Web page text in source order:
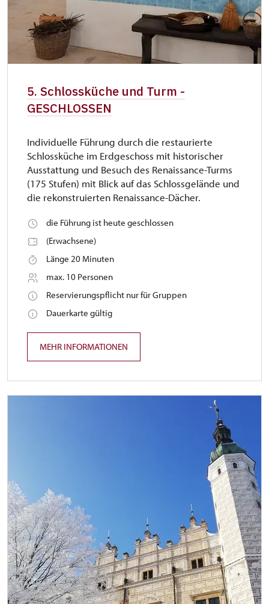
5. Schlossküche und Turm -
GESCHLOSSEN
Individuelle Führung durch die restaurierte
Schlossküche im Erdgeschoss mit historischer
Ausstattung und Besuch des Renaissance-Turms
(175 Stufen) mit Blick auf das Schlossgelände und
die rekonstruierten Renaissance-Dächer.
die Führung ist heute geschlossen
(Erwachsene)
Länge 20 Minuten
max. 10 Personen
Reservierungspflicht nur für Gruppen
Dauerkarte gültig
MEHR INFORMATIONEN